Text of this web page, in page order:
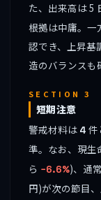
た、出来高は 5
根拠は中庸。一
認でき、上昇基
造のバランスも
SECTION 3
短期注意
警戒材料は 4 件
準。なお、現
ら −6.6%)、通
円)が次の節目